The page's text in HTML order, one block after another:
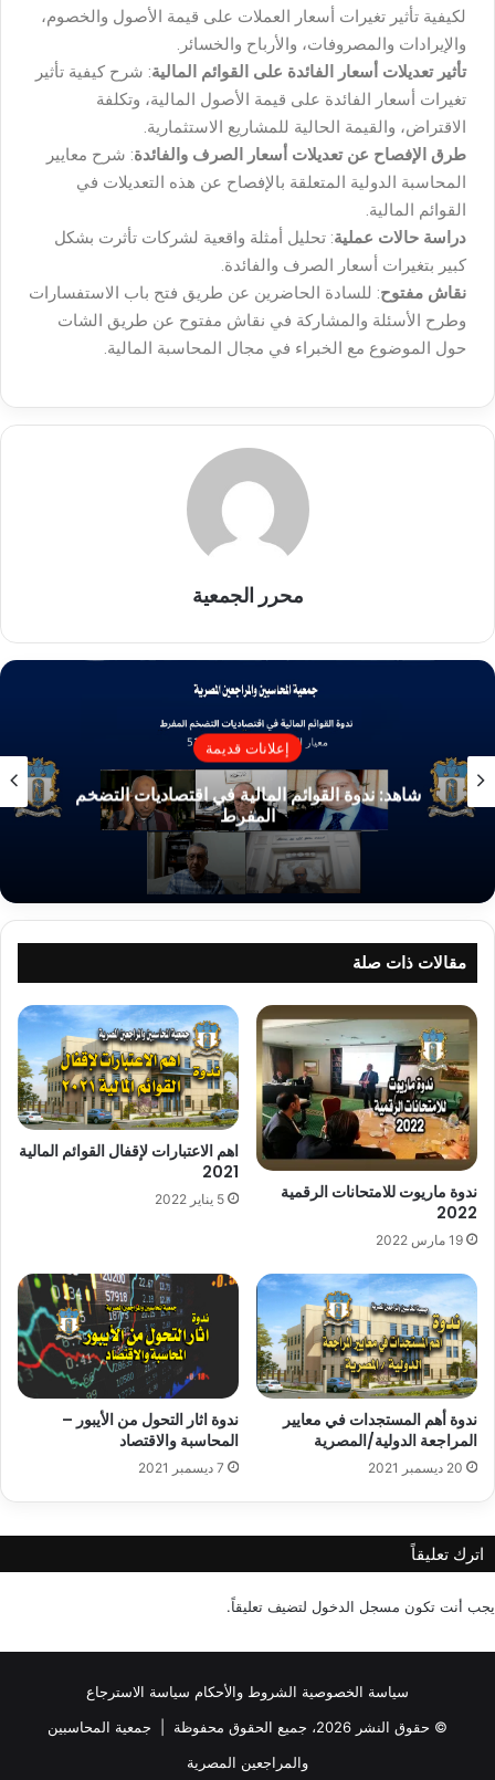
لكيفية تأثير تغيرات أسعار العملات على قيمة الأصول والخصوم،
والإيرادات والمصروفات، والأرباح والخسائر.
تأثير تعديلات أسعار الفائدة على القوائم المالية: شرح كيفية تأثير
تغيرات أسعار الفائدة على قيمة الأصول المالية، وتكلفة
الاقتراض، والقيمة الحالية للمشاريع الاستثمارية.
طرق الإفصاح عن تعديلات أسعار الصرف والفائدة: شرح معايير
المحاسبة الدولية المتعلقة بالإفصاح عن هذه التعديلات في
القوائم المالية.
دراسة حالات عملية: تحليل أمثلة واقعية لشركات تأثرت بشكل
كبير بتغيرات أسعار الصرف والفائدة.
نقاش مفتوح: للسادة الحاضرين عن طريق فتح باب الاستفسارات
وطرح الأسئلة والمشاركة في نقاش مفتوح عن طريق الشات
حول الموضوع مع الخبراء في مجال المحاسبة المالية.
محرر الجمعية
إعلانات قديمة
شاهد: ندوة القوائم المالية في اقتصاديات التضخم
المفرط
مقالات ذات صلة
ندوة ماريوت للامتحانات الرقمية
2022
19 مارس 2022
اهم الاعتبارات لإقفال القوائم المالية
2021
5 يناير 2022
ندوة أهم المستجدات في معايير
المراجعة الدولية/المصرية
20 ديسمبر 2021
ندوة اثار التحول من الأيبور –
المحاسبة والاقتصاد
7 ديسمبر 2021
اترك تعليقاً
يجب أنت تكون مسجل الدخول لتضيف تعليقاً.
سياسة الخصوصية الشروط والأحكام سياسة الاسترجاع
© حقوق النشر 2026، جميع الحقوق محفوظة |
جمعية المحاسبين
والمراجعين المصرية